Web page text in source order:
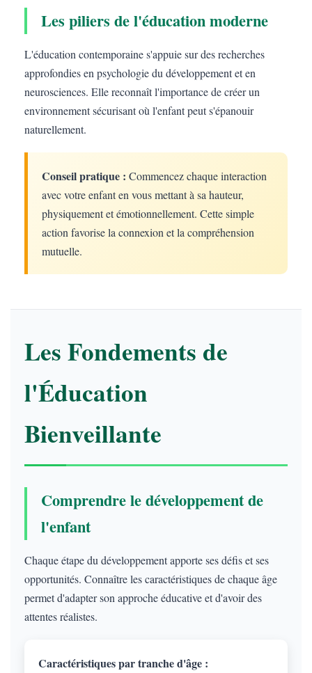
Les piliers de l'éducation moderne
L'éducation contemporaine s'appuie sur des recherches
approfondies en psychologie du développement et en
neurosciences. Elle reconnaît l'importance de créer un
environnement sécurisant où l'enfant peut s'épanouir
naturellement.
Conseil pratique : Commencez chaque interaction
avec votre enfant en vous mettant à sa hauteur,
physiquement et émotionnellement. Cette simple
action favorise la connexion et la compréhension
mutuelle.
Les Fondements de
l'Éducation
Bienveillante
Comprendre le développement de
l'enfant
Chaque étape du développement apporte ses défis et ses
opportunités. Connaître les caractéristiques de chaque âge
permet d'adapter son approche éducative et d'avoir des
attentes réalistes.
Caractéristiques par tranche d'âge :